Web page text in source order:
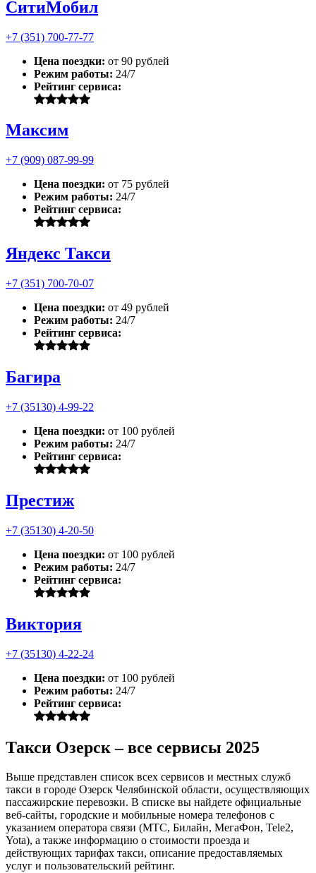
СитиМобил
+7 (351) 700-77-77
Цена поездки: от 90 рублей
Режим работы: 24/7
Рейтинг сервиса:
Максим
+7 (909) 087-99-99
Цена поездки: от 75 рублей
Режим работы: 24/7
Рейтинг сервиса:
Яндекс Такси
+7 (351) 700-70-07
Цена поездки: от 49 рублей
Режим работы: 24/7
Рейтинг сервиса:
Багира
+7 (35130) 4-99-22
Цена поездки: от 100 рублей
Режим работы: 24/7
Рейтинг сервиса:
Престиж
+7 (35130) 4-20-50
Цена поездки: от 100 рублей
Режим работы: 24/7
Рейтинг сервиса:
Виктория
+7 (35130) 4-22-24
Цена поездки: от 100 рублей
Режим работы: 24/7
Рейтинг сервиса:
Такси Озерск – все сервисы 2025
Выше представлен список всех сервисов и местных служб
такси в городе Озерск Челябинской области, осуществляющих
пассажирские перевозки. В списке вы найдете официальные
веб-сайты, городские и мобильные номера телефонов с
указанием оператора связи (МТС, Билайн, МегаФон, Tele2,
Yota), а также информацию о стоимости проезда и
действующих тарифах такси, описание предоставляемых
услуг и пользовательский рейтинг.